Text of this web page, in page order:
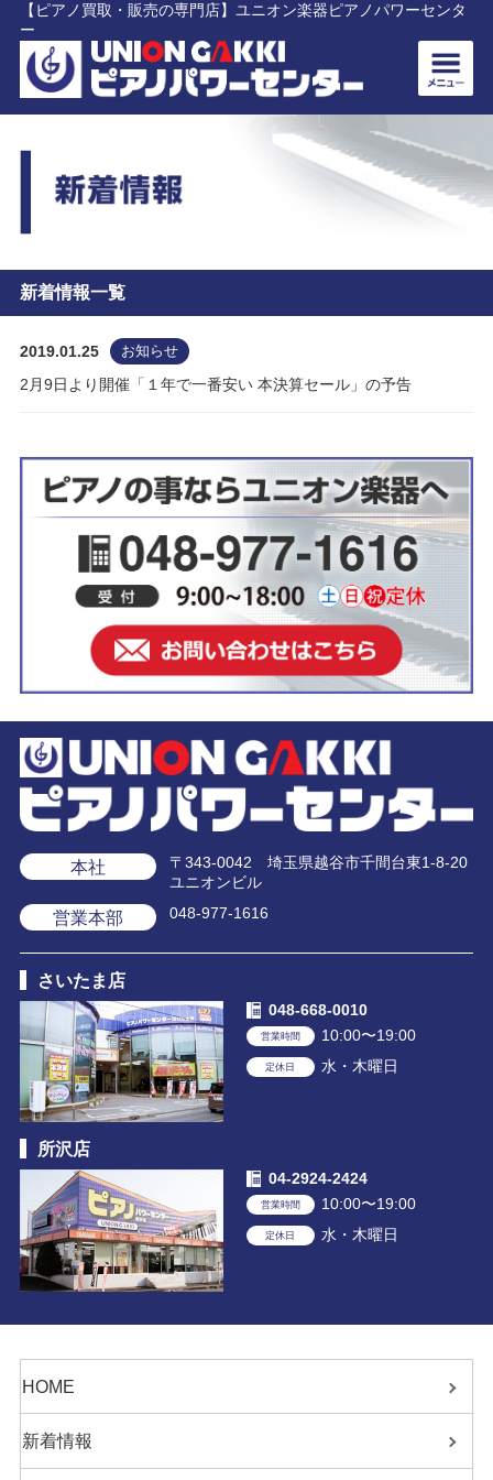
【ピアノ買取・販売の専門店】ユニオン楽器ピアノパワーセンタ
ー
新着情報一覧
2019.01.25 お知らせ
2月9日より開催「１年で一番安い 本決算セール」の予告
本社
〒343-0042 埼玉県越谷市千間台東1-8-20
ユニオンビル
営業本部 048-977-1616
さいたま店
048-668-0010
営業時間 10:00〜19:00
定休日 水・木曜日
所沢店
04-2924-2424
営業時間 10:00〜19:00
定休日 水・木曜日
HOME
新着情報